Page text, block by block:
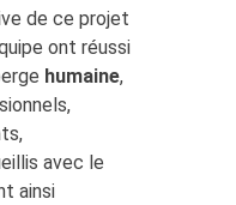
de ce projet
ont réussi
humaine,
avec le
ainsi